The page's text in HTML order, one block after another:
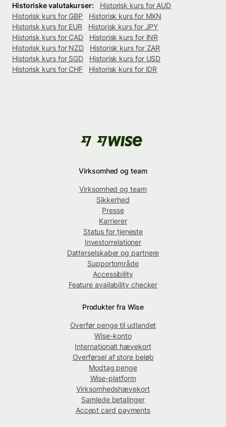
Historiske valutakurser:
Historisk kurs for AUD
Historisk kurs for GBP
Historisk kurs for MXN
Historisk kurs for EUR
Historisk kurs for JPY
Historisk kurs for CAD
Historisk kurs for INR
Historisk kurs for NZD
Historisk kurs for ZAR
Historisk kurs for SGD
Historisk kurs for USD
Historisk kurs for CHF
Historisk kurs for IDR
Virksomhed og team
Virksomhed og team
Sikkerhed
Presse
Karrierer
Status for tjeneste
Investorrelationer
Datterselskaber og partnere
Supportområde
Accessibility
Feature availability checker
Produkter fra Wise
Overfør penge til udlandet
Wise-konto
Internationalt hævekort
Overførsel af store beløb
Modtag penge
Wise-platform
Virksomhedshævekort
Samlede betalinger
Accept card payments